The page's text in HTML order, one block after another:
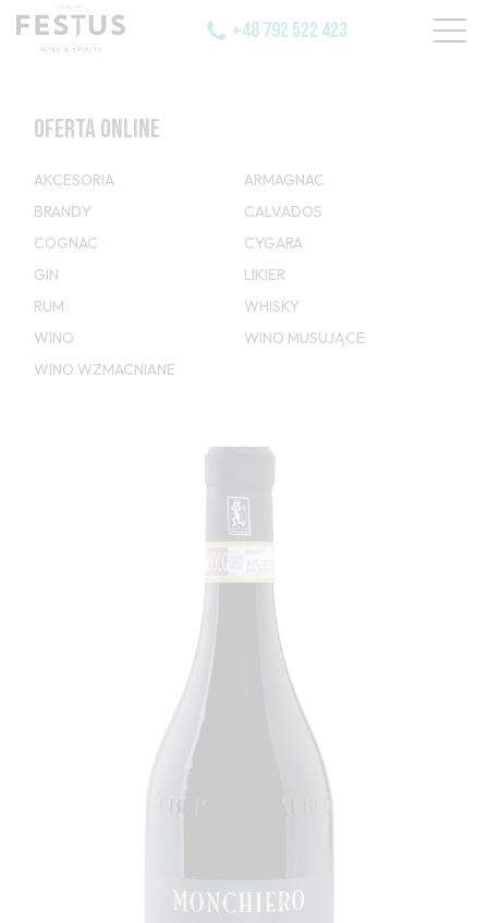
+48 792 522 423
OFERTA ONLINE
AKCESORIA
ARMAGNAC
BRANDY
CALVADOS
COGNAC
CYGARA
GIN
LIKIER
RUM
WHISKY
WINO
WINO MUSUJĄCE
WINO WZMACNIANE